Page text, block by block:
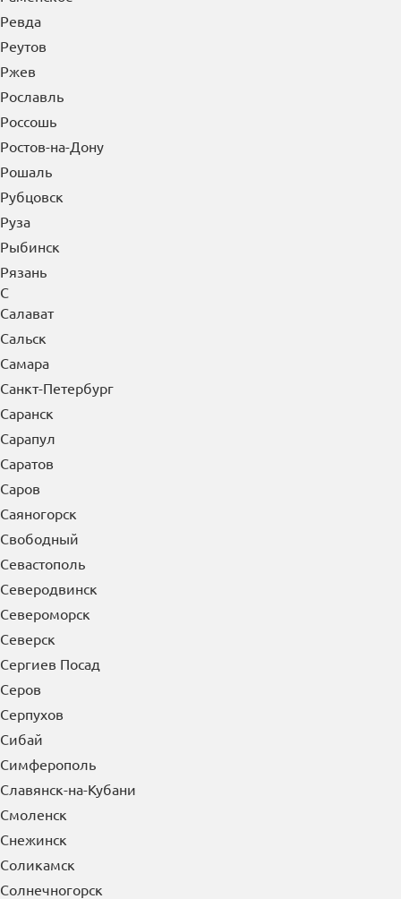
Ревда
Реутов
Ржев
Рославль
Россошь
Ростов-на-Дону
Рошаль
Рубцовск
Руза
Рыбинск
Рязань
С
Салават
Сальск
Самара
Санкт-Петербург
Саранск
Сарапул
Саратов
Саров
Саяногорск
Свободный
Севастополь
Северодвинск
Североморск
Северск
Сергиев Посад
Серов
Серпухов
Сибай
Симферополь
Славянск-на-Кубани
Смоленск
Снежинск
Соликамск
Солнечногорск